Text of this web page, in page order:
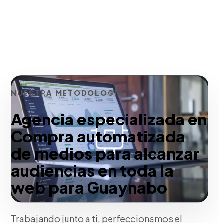
NUESTRA METODOLOGÍA
Agencia especializada en
Compra automatizada
de medios para alcanzar
audiencias en toda la
web para Guaynabo
Trabajando junto a ti, perfeccionamos el